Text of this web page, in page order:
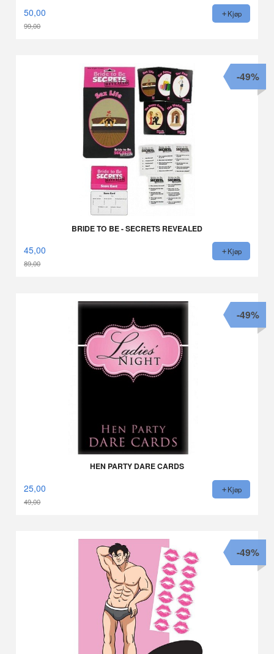
50,00
99,00
Kjøp
BRIDE TO BE - SECRETS REVEALED
45,00
89,00
-49%
Kjøp
HEN PARTY DARE CARDS
25,00
49,00
-49%
Kjøp
-49%